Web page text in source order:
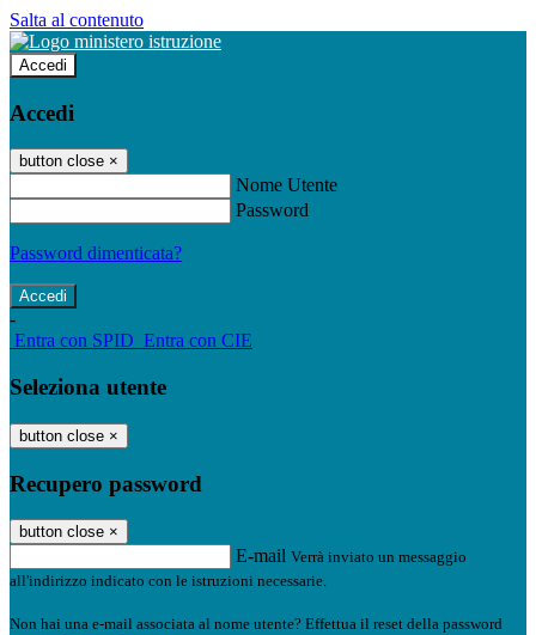
Salta al contenuto
Accedi
Accedi
button close ×
Nome Utente
Password
Password dimenticata?
-
Entra con SPID Entra con CIE
Seleziona utente
button close ×
Recupero password
button close ×
E-mail Verrà inviato un messaggio
all'indirizzo indicato con le istruzioni necessarie.
Non hai una e-mail associata al nome utente? Effettua il reset della password